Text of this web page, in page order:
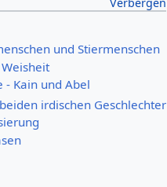
und Stiermenschen
- Kain und Abel
irdischen Geschlechter